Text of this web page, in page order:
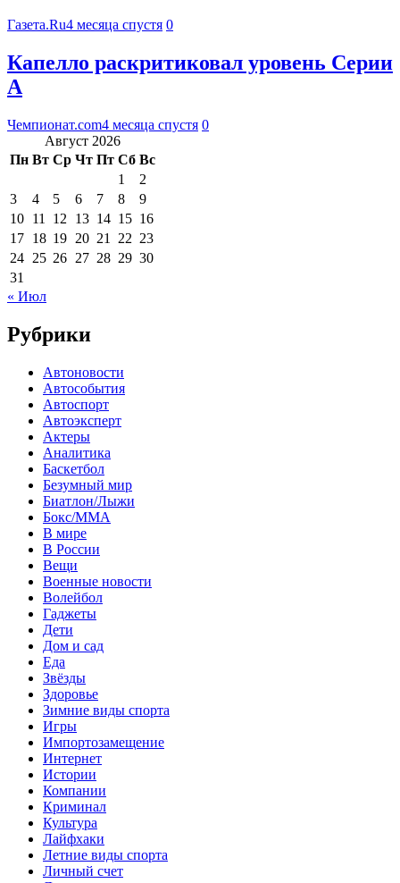
Газета.Ru4 месяца спустя 0
Капелло раскритиковал уровень Серии
А
Чемпионат.com4 месяца спустя 0
Август 2026
Пн Вт Ср Чт Пт Сб Вс
1
2
3
4 5 6 7 8
9
10 11 12 13 14 15 16
17 18 19 20 21 22 23
24 25 26 27 28 29 30
31
« Июл
Рубрики
Автоновости
Автособытия
Автоспорт
Автоэксперт
Актеры
Аналитика
Баскетбол
Безумный мир
Биатлон/Лыжи
Бокс/MMA
В мире
В России
Вещи
Военные новости
Волейбол
Гаджеты
Дети
Дом и сад
Еда
Звёзды
Здоровье
Зимние виды спорта
Игры
Импортозамещение
Интернет
Истории
Компании
Криминал
Культура
Лайфхаки
Летние виды спорта
Личный счет